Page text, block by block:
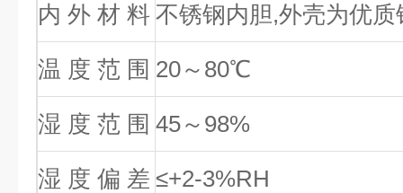
内 外 材 料 不锈钢内胆,外壳为优质
温 度 范 围 20～80℃
湿 度 范 围 45～98%
湿 度 偏 差 ≤+2-3%RH